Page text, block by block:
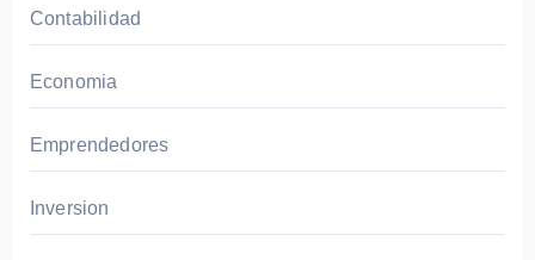
Contabilidad
Economia
Emprendedores
Inversion